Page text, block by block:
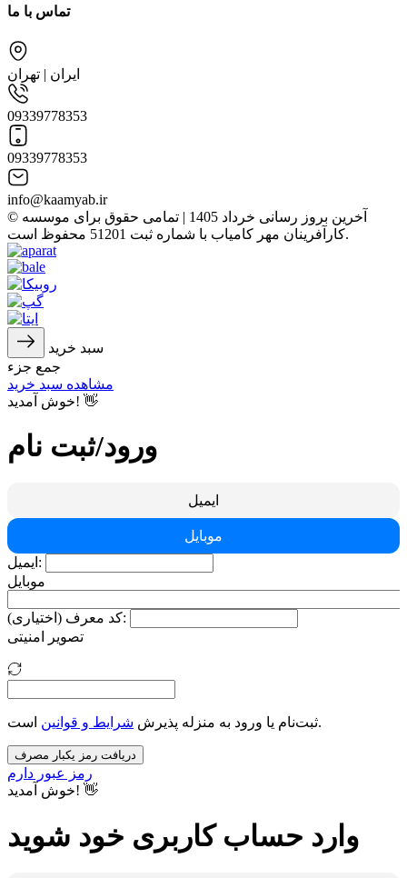
تماس با ما
ایران | تهران
09339778353
09339778353
info@kaamyab.ir
© آخرین بروز رسانی خرداد 1405 | تمامی حقوق برای موسسه
کارآفرینان مهر کامیاب با شماره ثبت 51201 محفوظ است.
سبد خرید
جمع جزء
مشاهده سبد خرید
خوش آمدید! 👋
ورود/ثبت نام
ایمیل
موبایل
ایمیل:
موبایل
کد معرف (اختیاری):
تصویر امنیتی
ثبت‌نام یا ورود به منزله پذیرش شرایط و قوانین است.
دریافت رمز یکبار مصرف
رمز عبور دارم
خوش آمدید! 👋
وارد حساب کاربری خود شوید